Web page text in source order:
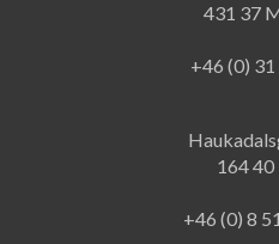
431 37
+46 (0)
164 40
+46 (0) 8